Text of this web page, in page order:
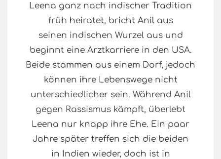
Leena ganz nach indischer Tradition
früh heiratet, bricht Anil aus
seinen indischen Wurzel aus und
beginnt eine Arztkarriere in den USA.
Beide stammen aus einem Dorf, jedoch
können ihre Lebenswege nicht
unterschiedlicher sein. Während Anil
gegen Rassismus kämpft, überlebt
Leena nur knapp ihre Ehe. Ein paar
Jahre später treffen sich die beiden
in Indien wieder, doch ist in